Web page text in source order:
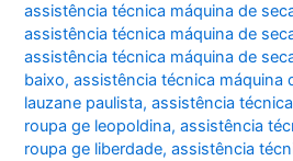
assistência técnica máquina de
assistência técnica máquina de
assistência técnica máquina de
baixo,assistência técnica máquina
lauzane paulista,assistência
roupa ge leopoldina,assistência
roupa ge liberdade,assistência